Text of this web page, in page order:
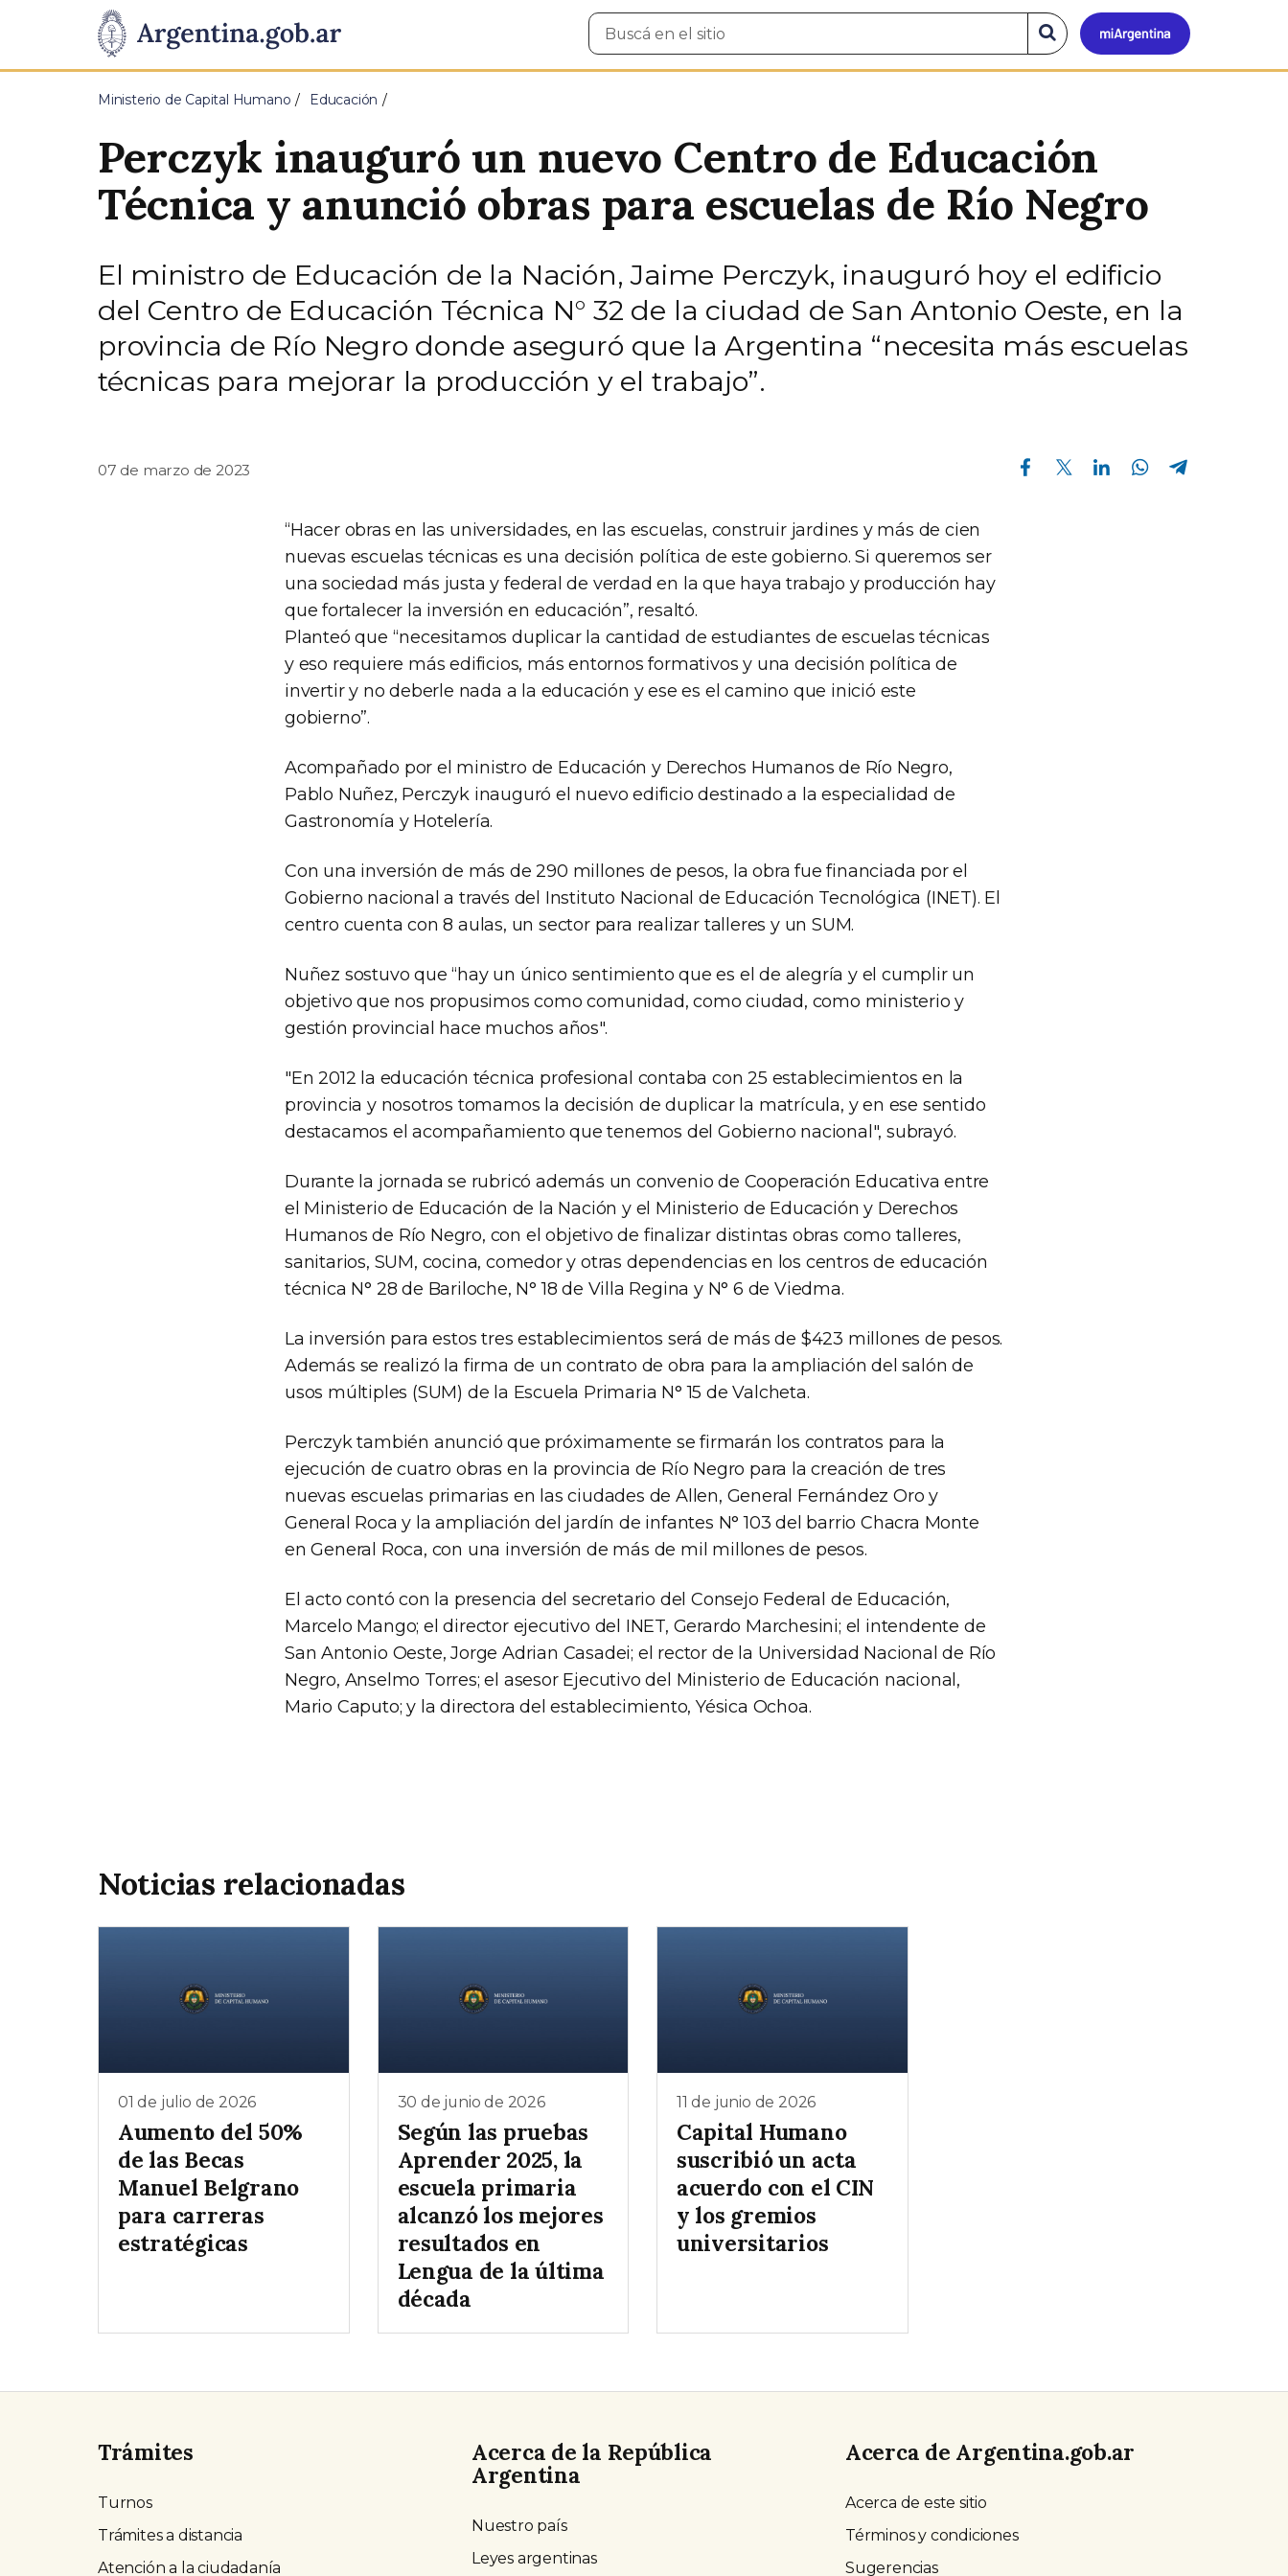
Presidencia
de
Pasar al contenido principal
Mi
Buscar
en
Buscar
en
el
Ministerio de Capital Humano Educación
Perczyk inauguró un nuevo Centro de Educación
Técnica y anunció obras para escuelas de Río Negro
El ministro de Educación de la Nación, Jaime Perczyk, inauguró hoy el edificio
del Centro de Educación Técnica N° 32 de la ciudad de San Antonio Oeste, en la
provincia de Río Negro donde aseguró que la Argentina “necesita más escuelas
técnicas para mejorar la producción y el trabajo”.
07 de marzo de 2023
Compartir en Facebook Compartir en Twitter Compartir en Linkedin Compartir en Whatsapp
“Hacer obras en las universidades, en las escuelas, construir jardines y más de cien
nuevas escuelas técnicas es una decisión política de este gobierno. Si queremos ser
una sociedad más justa y federal de verdad en la que haya trabajo y producción hay
que fortalecer la inversión en educación”, resaltó.
Planteó que “necesitamos duplicar la cantidad de estudiantes de escuelas técnicas
y eso requiere más edificios, más entornos formativos y una decisión política de
invertir y no deberle nada a la educación y ese es el camino que inició este
gobierno”.
Acompañado por el ministro de Educación y Derechos Humanos de Río Negro,
Pablo Nuñez, Perczyk inauguró el nuevo edificio destinado a la especialidad de
Gastronomía y Hotelería.
Con una inversión de más de 290 millones de pesos, la obra fue financiada por el
Gobierno nacional a través del Instituto Nacional de Educación Tecnológica (INET). El
centro cuenta con 8 aulas, un sector para realizar talleres y un SUM.
Nuñez sostuvo que “hay un único sentimiento que es el de alegría y el cumplir un
objetivo que nos propusimos como comunidad, como ciudad, como ministerio y
gestión provincial hace muchos años".
"En 2012 la educación técnica profesional contaba con 25 establecimientos en la
provincia y nosotros tomamos la decisión de duplicar la matrícula, y en ese sentido
destacamos el acompañamiento que tenemos del Gobierno nacional", subrayó.
Durante la jornada se rubricó además un convenio de Cooperación Educativa entre
el Ministerio de Educación de la Nación y el Ministerio de Educación y Derechos
Humanos de Río Negro, con el objetivo de finalizar distintas obras como talleres,
sanitarios, SUM, cocina, comedor y otras dependencias en los centros de educación
técnica N° 28 de Bariloche, N° 18 de Villa Regina y N° 6 de Viedma.
La inversión para estos tres establecimientos será de más de $423 millones de pesos.
Además se realizó la firma de un contrato de obra para la ampliación del salón de
usos múltiples (SUM) de la Escuela Primaria N° 15 de Valcheta.
Perczyk también anunció que próximamente se firmarán los contratos para la
ejecución de cuatro obras en la provincia de Río Negro para la creación de tres
nuevas escuelas primarias en las ciudades de Allen, General Fernández Oro y
General Roca y la ampliación del jardín de infantes N° 103 del barrio Chacra Monte
en General Roca, con una inversión de más de mil millones de pesos.
El acto contó con la presencia del secretario del Consejo Federal de Educación,
Marcelo Mango; el director ejecutivo del INET, Gerardo Marchesini; el intendente de
San Antonio Oeste, Jorge Adrian Casadei; el rector de la Universidad Nacional de Río
Negro, Anselmo Torres; el asesor Ejecutivo del Ministerio de Educación nacional,
Mario Caputo; y la directora del establecimiento, Yésica Ochoa.
Noticias relacionadas
01 de julio de 2026
Aumento del 50%
de las Becas
Manuel Belgrano
para carreras
estratégicas
30 de junio de 2026
Según las pruebas
Aprender 2025, la
escuela primaria
alcanzó los mejores
resultados en
Lengua de la última
década
11 de junio de 2026
Capital Humano
suscribió un acta
acuerdo con el CIN
y los gremios
universitarios
Trámites
Turnos
Trámites a distancia
Atención a la ciudadanía
Acerca de la República
Argentina
Nuestro país
Leyes argentinas
Acerca de Argentina.gob.ar
Acerca de este sitio
Términos y condiciones
Sugerencias